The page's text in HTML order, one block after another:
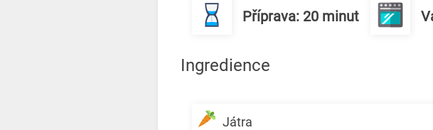
Příprava: 20 minut
Ingredience
Játra